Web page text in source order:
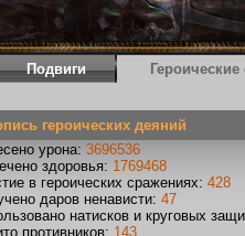
Подвиги
героических деяний
урона: 3696536
здоровья: 1769468
в героических сражениях: 428
даров ненависти: 47
натисков и круговых
противников: 143